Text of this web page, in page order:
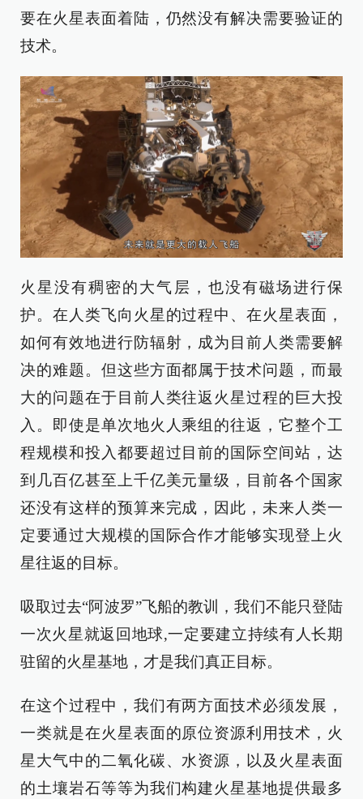
要在火星表面着陆，仍然没有解决需要验证的
技术。
火星没有稠密的大气层，也没有磁场进行保
护。在人类飞向火星的过程中、在火星表面，
如何有效地进行防辐射，成为目前人类需要解
决的难题。但这些方面都属于技术问题，而最
大的问题在于目前人类往返火星过程的巨大投
入。即使是单次地火人乘组的往返，它整个工
程规模和投入都要超过目前的国际空间站，达
到几百亿甚至上千亿美元量级，目前各个国家
还没有这样的预算来完成，因此，未来人类一
定要通过大规模的国际合作才能够实现登上火
星往返的目标。
吸取过去“阿波罗”飞船的教训，我们不能只登陆
一次火星就返回地球,一定要建立持续有人长期
驻留的火星基地，才是我们真正目标。
在这个过程中，我们有两方面技术必须发展，
一类就是在火星表面的原位资源利用技术，火
星大气中的二氧化碳、水资源，以及火星表面
的土壤岩石等等为我们构建火星基地提供最多